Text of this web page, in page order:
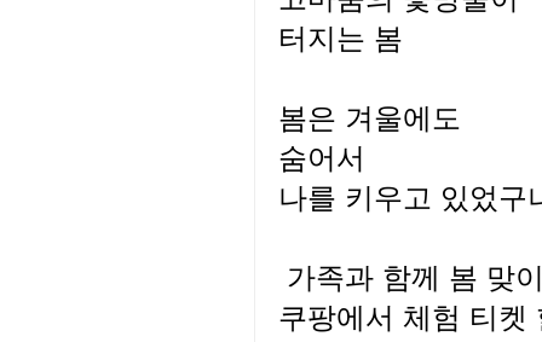
터지는 봄
봄은 겨울에도
숨어서
나를 키우고 있었구
가족과 함께 봄 맞
쿠팡에서 체험 티켓